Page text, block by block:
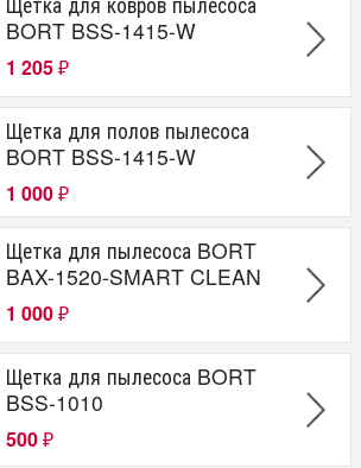
BORT BSS-1415-W
1 205 ₽
Щетка для полов пылесоса
BORT BSS-1415-W
1 000 ₽
Щетка для пылесоса BORT
BAX-1520-SMART CLEAN
1 000 ₽
Щетка для пылесоса BORT
BSS-1010
500 ₽